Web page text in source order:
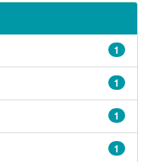
1
1
1
1